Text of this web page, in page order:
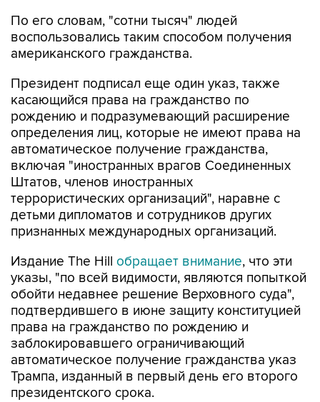
По его словам, "сотни тысяч" людей
воспользовались таким способом получения
американского гражданства.
Президент подписал еще один указ, также
касающийся права на гражданство по
рождению и подразумевающий расширение
определения лиц, которые не имеют права на
автоматическое получение гражданства,
включая "иностранных врагов Соединенных
Штатов, членов иностранных
террористических организаций", наравне с
детьми дипломатов и сотрудников других
признанных международных организаций.
Издание The Hill обращает внимание, что эти
указы, "по всей видимости, являются попыткой
обойти недавнее решение Верховного суда",
подтвердившего в июне защиту конституцией
права на гражданство по рождению и
заблокировавшего ограничивающий
автоматическое получение гражданства указ
Трампа, изданный в первый день его второго
президентского срока.